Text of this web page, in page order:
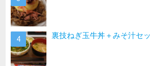
裏技ねぎ玉牛丼＋みそ汁セ